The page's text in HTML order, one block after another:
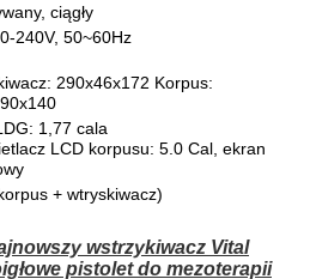
ciągły
240V, 50~60Hz
290x46x172 Korpus:
1,77 cala
LCD korpusu: 5.0 Cal, ekran
+ wtryskiwacz)
wstrzykiwacz Vital
pistolet do mezoterapii